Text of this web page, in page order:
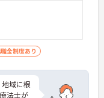
金制度あり
域に根
法士が